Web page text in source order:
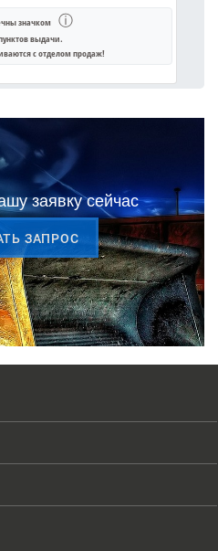
значком ⓘ
выдачи.
с отделом продаж!
заявку сейчас
ЗАПРОС